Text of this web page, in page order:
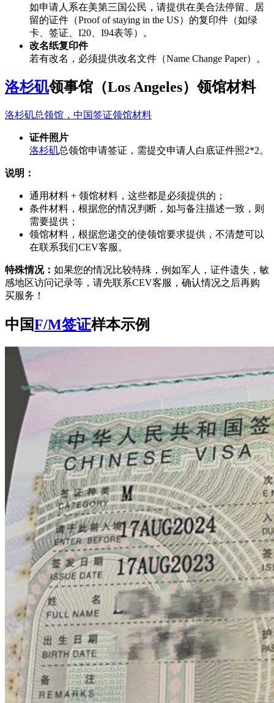
如申请人系在美第三国公民，请提供在美合法停留、居
留的证件（Proof of staying in the US）的复印件（如绿
卡、签证、I20、I94表等）。
改名纸复印件
若有改名，必须提供改名文件（Name Change Paper）。
洛杉矶领事馆（Los Angeles）领馆材料
洛杉矶总领馆，中国签证领馆材料
证件照片
洛杉矶总领馆申请签证，需提交申请人白底证件照2*2。
说明：
通用材料 + 领馆材料，这些都是必须提供的；
条件材料，根据您的情况判断，如与备注描述一致，则
需要提供；
领馆材料，根据您递交的使领馆要求提供，不清楚可以
在联系我们CEV客服。
特殊情况： 如果您的情况比较特殊，例如军人，证件遗失，敏
感地区访问记录等，请先联系CEV客服，确认情况之后再购
买服务！
中国F/M签证样本示例